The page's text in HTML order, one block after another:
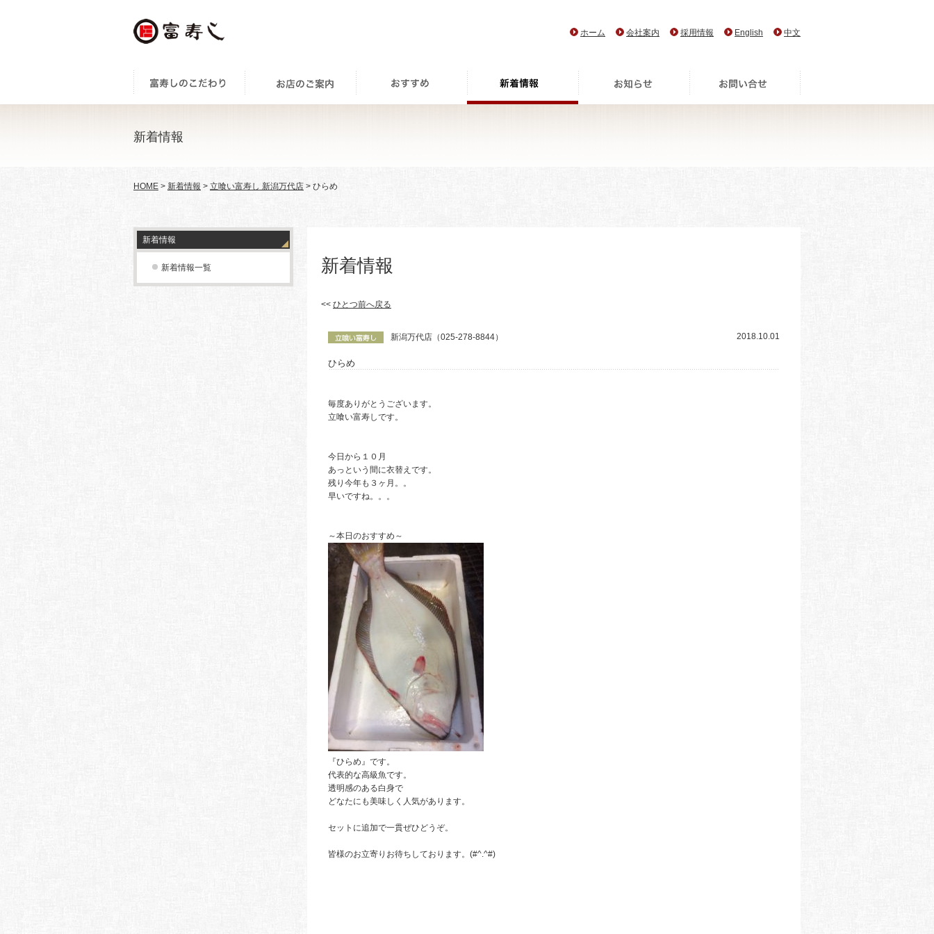
ホーム 会社案内 採用情報 English 中文
新着情報
HOME > 新着情報 > 立喰い富寿し 新潟万代店 > ひらめ
新着情報
新着情報一覧 新着情報
<< ひとつ前へ戻る
新潟万代店（025-278-8844） 2018.10.01
ひらめ
毎度ありがとうございます。
立喰い富寿しです。
今日から１０月
あっという間に衣替えです。
残り今年も３ヶ月。。
早いですね。。。
～本日のおすすめ～
『ひらめ』です。
代表的な高級魚です。
透明感のある白身で
どなたにも美味しく人気があります。
セットに追加で一貫ぜひどうぞ。
皆様のお立寄りお待ちしております。(#^.^#)